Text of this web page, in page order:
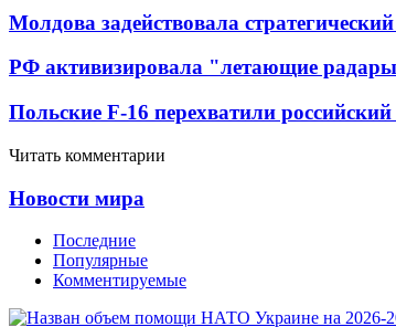
Молдова задействовала
РФ активизировала "летающие
Польские F-16 перехватили
Читать комментарии
Новости мира
Последние
Популярные
Комментируемые